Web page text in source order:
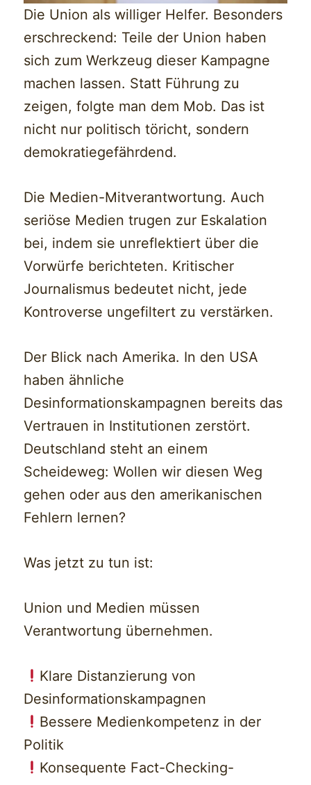
Die Union als williger Helfer. Besonders
erschreckend: Teile der Union haben
sich zum Werkzeug dieser Kampagne
machen lassen. Statt Führung zu
zeigen, folgte man dem Mob. Das ist
nicht nur politisch töricht, sondern
demokratiegefährdend.
Die Medien-Mitverantwortung. Auch
seriöse Medien trugen zur Eskalation
bei, indem sie unreflektiert über die
Vorwürfe berichteten. Kritischer
Journalismus bedeutet nicht, jede
Kontroverse ungefiltert zu verstärken.
Der Blick nach Amerika. In den USA
haben ähnliche
Desinformationskampagnen bereits das
Vertrauen in Institutionen zerstört.
Deutschland steht an einem
Scheideweg: Wollen wir diesen Weg
gehen oder aus den amerikanischen
Fehlern lernen?
Was jetzt zu tun ist:
Union und Medien müssen
Verantwortung übernehmen.
Klare Distanzierung von
Desinformationskampagnen
Bessere Medienkompetenz in der
Politik
Konsequente Fact-Checking-